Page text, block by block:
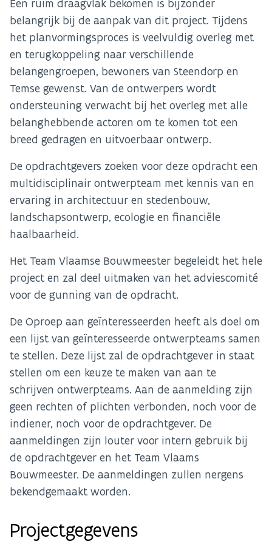
Een ruim draagvlak bekomen is bijzonder
belangrijk bij de aanpak van dit project. Tijdens
het planvormingsproces is veelvuldig overleg met
en terugkoppeling naar verschillende
belangengroepen, bewoners van Steendorp en
Temse gewenst. Van de ontwerpers wordt
ondersteuning verwacht bij het overleg met alle
belanghebbende actoren om te komen tot een
breed gedragen en uitvoerbaar ontwerp.
De opdrachtgevers zoeken voor deze opdracht een
multidisciplinair ontwerpteam met kennis van en
ervaring in architectuur en stedenbouw,
landschapsontwerp, ecologie en financiële
haalbaarheid.
Het Team Vlaamse Bouwmeester begeleidt het hele
project en zal deel uitmaken van het adviescomité
voor de gunning van de opdracht.
De Oproep aan geïnteresseerden heeft als doel om
een lijst van geïnteresseerde ontwerpteams samen
te stellen. Deze lijst zal de opdrachtgever in staat
stellen om een keuze te maken van aan te
schrijven ontwerpteams. Aan de aanmelding zijn
geen rechten of plichten verbonden, noch voor de
indiener, noch voor de opdrachtgever. De
aanmeldingen zijn louter voor intern gebruik bij
de opdrachtgever en het Team Vlaams
Bouwmeester. De aanmeldingen zullen nergens
bekendgemaakt worden.
Projectgegevens